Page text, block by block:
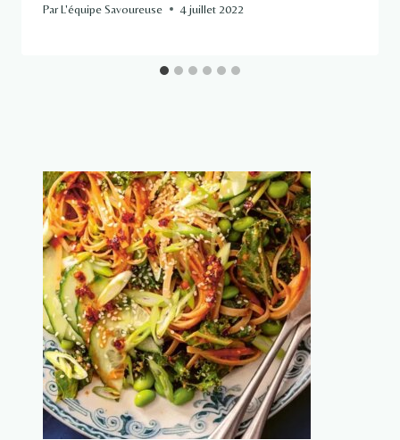
ParL'équipe Savoureuse 4 juillet 2022